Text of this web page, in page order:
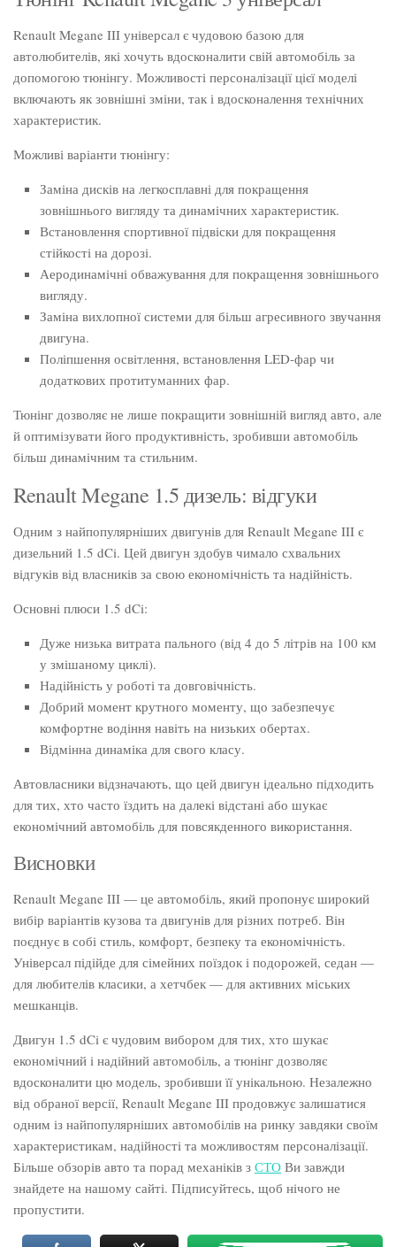
Renault Megane III універсал є чудовою базою для
автолюбителів, які хочуть вдосконалити свій автомобіль за
допомогою тюнінгу. Можливості персоналізації цієї моделі
включають як зовнішні зміни, так і вдосконалення технічних
характеристик.
Можливі варіанти тюнінгу:
Заміна дисків на легкосплавні для покращення
зовнішнього вигляду та динамічних характеристик.
Встановлення спортивної підвіски для покращення
стійкості на дорозі.
Аеродинамічні обважування для покращення зовнішнього
вигляду.
Заміна вихлопної системи для більш агресивного звучання
двигуна.
Поліпшення освітлення, встановлення LED-фар чи
додаткових протитуманних фар.
Тюнінг дозволяє не лише покращити зовнішній вигляд авто, але
й оптимізувати його продуктивність, зробивши автомобіль
більш динамічним та стильним.
Renault Megane 1.5 дизель: відгуки
Одним з найпопулярніших двигунів для Renault Megane III є
дизельний 1.5 dCi. Цей двигун здобув чимало схвальних
відгуків від власників за свою економічність та надійність.
Основні плюси 1.5 dCi:
Дуже низька витрата пального (від 4 до 5 літрів на 100 км
у змішаному циклі).
Надійність у роботі та довговічність.
Добрий момент крутного моменту, що забезпечує
комфортне водіння навіть на низьких обертах.
Відмінна динаміка для свого класу.
Автовласники відзначають, що цей двигун ідеально підходить
для тих, хто часто їздить на далекі відстані або шукає
економічний автомобіль для повсякденного використання.
Висновки
Renault Megane III — це автомобіль, який пропонує широкий
вибір варіантів кузова та двигунів для різних потреб. Він
поєднує в собі стиль, комфорт, безпеку та економічність.
Універсал підійде для сімейних поїздок і подорожей, седан —
для любителів класики, а хетчбек — для активних міських
мешканців.
Двигун 1.5 dCi є чудовим вибором для тих, хто шукає
економічний і надійний автомобіль, а тюнінг дозволяє
вдосконалити цю модель, зробивши її унікальною. Незалежно
від обраної версії, Renault Megane III продовжує залишатися
одним із найпопулярніших автомобілів на ринку завдяки своїм
характеристикам, надійності та можливостям персоналізації.
Більше обзорів авто та порад механіків з СТО Ви завжди
знайдете на нашому сайті. Підписуйтесь, щоб нічого не
пропустити.